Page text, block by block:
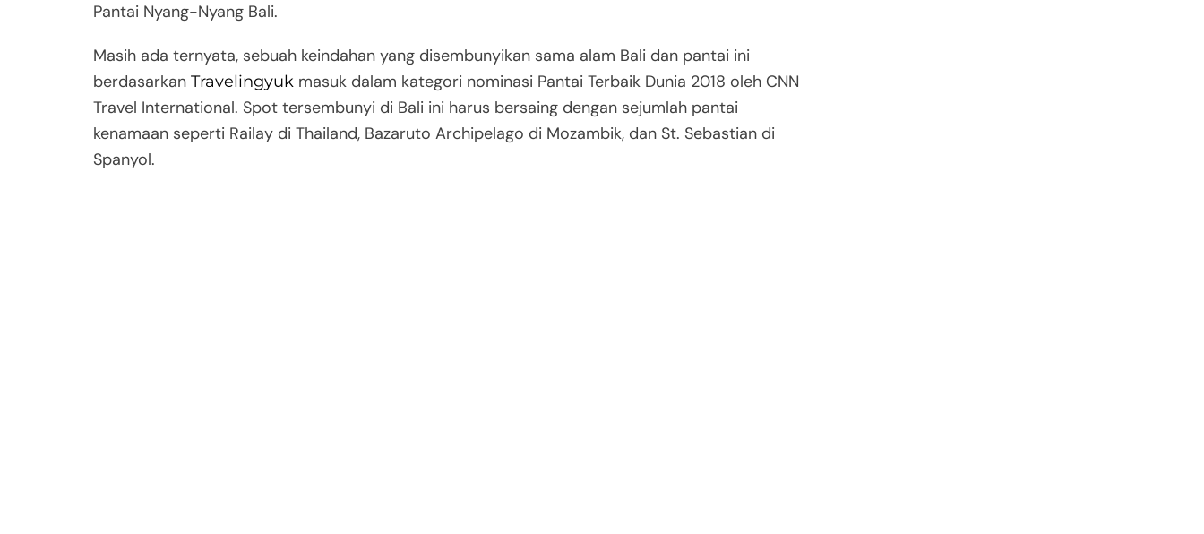
Pantai Nyang-Nyang Bali.
Masih ada ternyata, sebuah keindahan yang disembunyikan sama alam Bali dan pantai ini
berdasarkan Travelingyuk masuk dalam kategori nominasi Pantai Terbaik Dunia 2018 oleh CNN
Travel International. Spot tersembunyi di Bali ini harus bersaing dengan sejumlah pantai
kenamaan seperti Railay di Thailand, Bazaruto Archipelago di Mozambik, dan St. Sebastian di
Spanyol.